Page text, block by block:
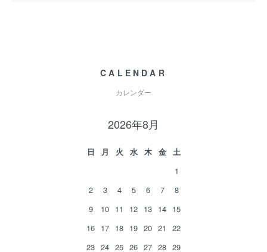
CALENDAR
カレンダー
2026年8月
日 月 火 水 木 金
土
1
2
3 4 5 6 7
8
9
10 11 12 13 14 15
16 17 18 19 20 21
22
23 24 25 26 27 28 29